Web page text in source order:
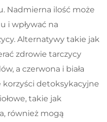
Nadmierna ilość może
i wpływać na
Alternatywy takie jak
zdrowie tarczycy
a czerwona i biała
detoksykacyjne
takie jak
również mogą